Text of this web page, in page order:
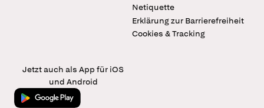
Netiquette
Erklärung zur Barrierefreiheit
Cookies & Tracking
Jetzt auch als App für iOS
und Android
Jetzt bei Google Play